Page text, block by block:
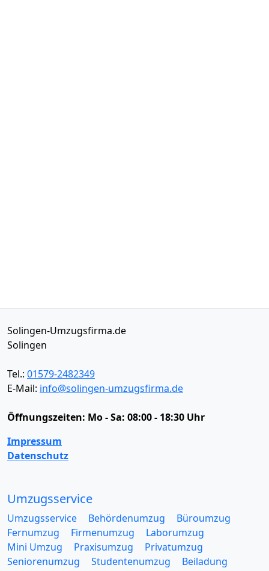
Solingen-Umzugsfirma.de
Solingen
Tel.: 01579-2482349
E-Mail: info@solingen-umzugsfirma.de
Öffnungszeiten: Mo - Sa: 08:00 - 18:30 Uhr
Impressum
Datenschutz
Umzugsservice
Umzugsservice Behördenumzug
Büroumzug
Fernumzug
Firmenumzug
Laborumzug
Mini Umzug
Praxisumzug
Privatumzug
Seniorenumzug
Studentenumzug
Beiladung